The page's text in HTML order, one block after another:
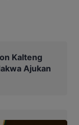
Kalteng
Ajukan